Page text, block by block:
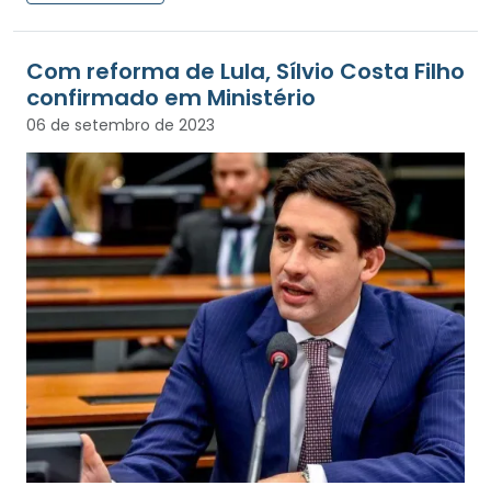
Com reforma de Lula, Sílvio Costa Filho
confirmado em Ministério
06 de setembro de 2023